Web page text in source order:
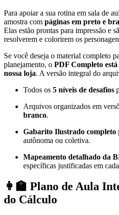
Para apoiar a sua rotina em sala de
amostra com páginas em preto e
Elas estão prontas para impressão e
resolverem e colorirem os
Se você deseja o material completo
planejamento, o PDF Completo
nossa loja. A versão integral do
Todos os 5 níveis de desafios
Arquivos organizados em
branco.
Gabarito Ilustrado completo
autônoma ou coletiva.
Mapeamento detalhado da
específicas justificadas em
👩‍🏫 Plano de Aula
do Cálculo